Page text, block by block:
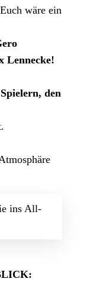
wäre ein
Lennecke!
den
ins All-